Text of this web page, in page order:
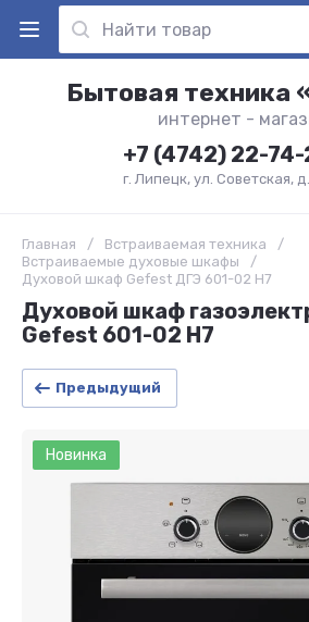
Бытовая техника
интернет -
+7 (4742) 22-
г. Липецк, ул. Советская,
Главная / Встраиваемая техника
/
Встраиваемые духовые шкафы
/
Духовой шкаф Gefest ДГЭ 601-02 Н7
Духовой шкаф
Gefest 601-02 Н7
Предыдущий
Новинка